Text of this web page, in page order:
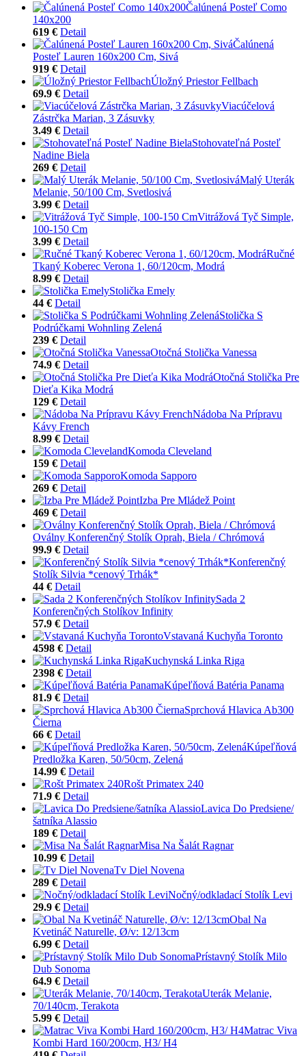
Čalúnená Posteľ Como
140x200
619 € Detail
Čalúnená
Posteľ Lauren 160x200 Cm, Sivá
919 € Detail
Úložný Priestor Fellbach
69.9 € Detail
Viacúčelová
Zástrčka Marian, 3 Zásuvky
3.49 € Detail
Stohovateľná Posteľ
Nadine Biela
269 € Detail
Malý Uterák
Melanie, 50/100 Cm, Svetlosivá
3.99 € Detail
Vitrážová Tyč Simple,
100-150 Cm
3.99 € Detail
Ručné
Tkaný Koberec Verona 1, 60/120cm, Modrá
8.99 € Detail
Stolička Emely
44 € Detail
Stolička S
Podrúčkami Wohnling Zelená
239 € Detail
Otočná Stolička Vanessa
74.9 € Detail
Otočná Stolička Pre
Dieťa Kika Modrá
129 € Detail
Nádoba Na Prípravu
Kávy French
8.99 € Detail
Komoda Cleveland
159 € Detail
Komoda Sapporo
269 € Detail
Izba Pre Mládež Point
469 € Detail
Oválny Konferenčný Stolík Oprah, Biela / Chrómová
99.9 € Detail
Konferenčný
Stolík Silvia *cenový Trhák*
44 € Detail
Sada 2
Konferenčných Stolíkov Infinity
57.9 € Detail
Vstavaná Kuchyňa Toronto
4598 € Detail
Kuchynská Linka Riga
2398 € Detail
Kúpeľňová Batéria Panama
81.9 € Detail
Sprchová Hlavica Ab300
Čierna
66 € Detail
Kúpeľňová
Predložka Karen, 50/50cm, Zelená
14.99 € Detail
Rošt Primatex 240
71.9 € Detail
Lavica Do Predsiene/
šatníka Alassio
189 € Detail
Misa Na Šalát Ragnar
10.99 € Detail
Tv Diel Novena
289 € Detail
Nočný/odkladací Stolík Levi
29.9 € Detail
Obal Na
Kvetináč Naturelle, Ø/v: 12/13cm
6.99 € Detail
Prístavný Stolík Milo
Dub Sonoma
64.9 € Detail
Uterák Melanie,
70/140cm, Terakota
5.99 € Detail
Matrac Viva
Kombi Hard 160/200cm, H3/ H4